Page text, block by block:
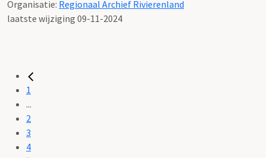
Organisatie: Regionaal Archief Rivierenland
laatste wijziging 09-11-2024
1
...
2
3
4